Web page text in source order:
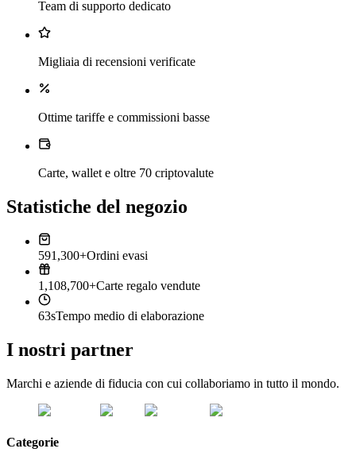
Team di supporto dedicato
Migliaia di recensioni verificate
Ottime tariffe e commissioni basse
Carte, wallet e oltre 70 criptovalute
Statistiche del negozio
591,300+Ordini evasi
1,108,700+Carte regalo vendute
63sTempo medio di elaborazione
I nostri partner
Marchi e aziende di fiducia con cui collaboriamo in tutto il mondo.
Categorie